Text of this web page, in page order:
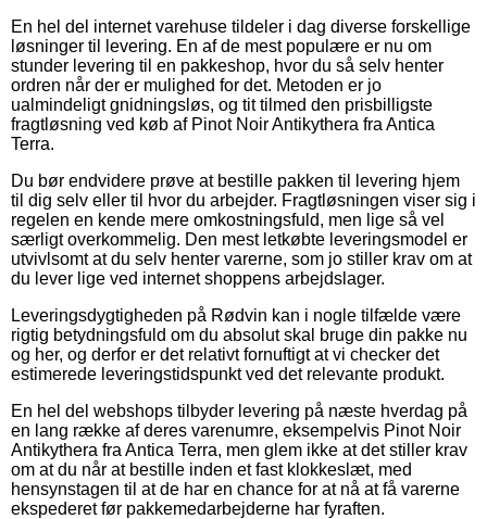
En hel del internet varehuse tildeler i dag diverse forskellige
løsninger til levering. En af de mest populære er nu om
stunder levering til en pakkeshop, hvor du så selv henter
ordren når der er mulighed for det. Metoden er jo
ualmindeligt gnidningsløs, og tit tilmed den prisbilligste
fragtløsning ved køb af Pinot Noir Antikythera fra Antica
Terra.
Du bør endvidere prøve at bestille pakken til levering hjem
til dig selv eller til hvor du arbejder. Fragtløsningen viser sig i
regelen en kende mere omkostningsfuld, men lige så vel
særligt overkommelig. Den mest letkøbte leveringsmodel er
utvivlsomt at du selv henter varerne, som jo stiller krav om at
du lever lige ved internet shoppens arbejdslager.
Leveringsdygtigheden på Rødvin kan i nogle tilfælde være
rigtig betydningsfuld om du absolut skal bruge din pakke nu
og her, og derfor er det relativt fornuftigt at vi checker det
estimerede leveringstidspunkt ved det relevante produkt.
En hel del webshops tilbyder levering på næste hverdag på
en lang række af deres varenumre, eksempelvis Pinot Noir
Antikythera fra Antica Terra, men glem ikke at det stiller krav
om at du når at bestille inden et fast klokkeslæt, med
hensynstagen til at de har en chance for at nå at få varerne
ekspederet før pakkemedarbejderne har fyraften.